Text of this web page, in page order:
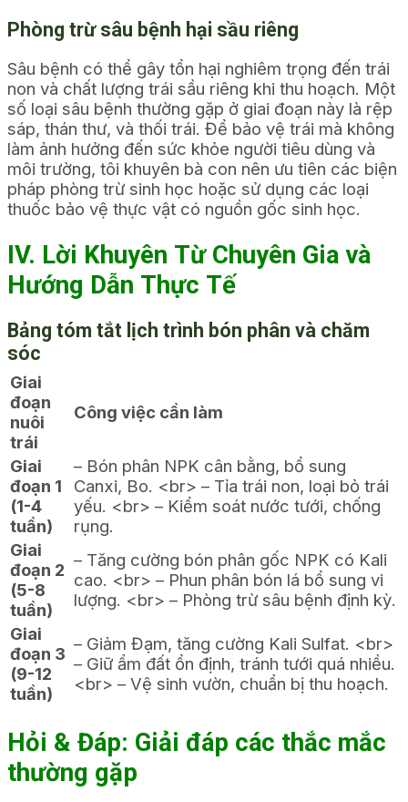
Phòng trừ sâu bệnh hại sầu riêng
Sâu bệnh có thể gây tổn hại nghiêm trọng đến trái
non và chất lượng trái sầu riêng khi thu hoạch. Một
số loại sâu bệnh thường gặp ở giai đoạn này là rệp
sáp, thán thư, và thối trái. Để bảo vệ trái mà không
làm ảnh hưởng đến sức khỏe người tiêu dùng và
môi trường, tôi khuyên bà con nên ưu tiên các biện
pháp phòng trừ sinh học hoặc sử dụng các loại
thuốc bảo vệ thực vật có nguồn gốc sinh học.
IV. Lời Khuyên Từ Chuyên Gia và
Hướng Dẫn Thực Tế
Bảng tóm tắt lịch trình bón phân và chăm
sóc
Giai
đoạn
nuôi
trái
Công việc cần làm
Giai
đoạn 1
(1-4
tuần)
– Bón phân NPK cân bằng, bổ sung
Canxi, Bo. <br> – Tỉa trái non, loại bỏ trái
yếu. <br> – Kiểm soát nước tưới, chống
rụng.
Giai
đoạn 2
(5-8
tuần)
– Tăng cường bón phân gốc NPK có Kali
cao. <br> – Phun phân bón lá bổ sung vi
lượng. <br> – Phòng trừ sâu bệnh định kỳ.
Giai
đoạn 3
(9-12
tuần)
– Giảm Đạm, tăng cường Kali Sulfat. <br>
– Giữ ẩm đất ổn định, tránh tưới quá nhiều.
<br> – Vệ sinh vườn, chuẩn bị thu hoạch.
Hỏi & Đáp: Giải đáp các thắc mắc
thường gặp